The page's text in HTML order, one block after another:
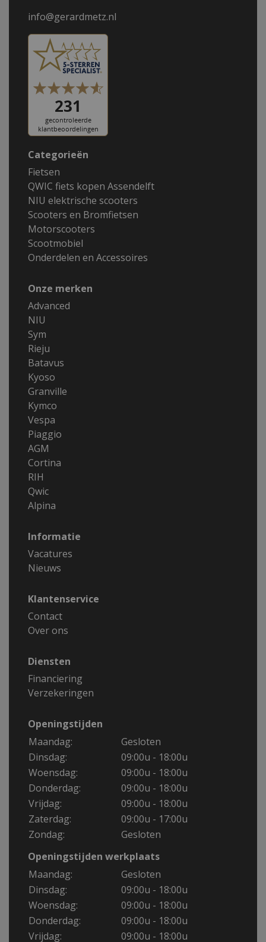
info@gerardmetz.nl
Categorieën
Fietsen
QWIC fiets kopen Assendelft
NIU elektrische scooters
Scooters en Bromfietsen
Motorscooters
Scootmobiel
Onderdelen en Accessoires
Onze merken
Advanced
NIU
Sym
Rieju
Batavus
Kyoso
Granville
Kymco
Vespa
Piaggio
AGM
Cortina
RIH
Qwic
Alpina
Informatie
Vacatures
Nieuws
Klantenservice
Contact
Over ons
Diensten
Financiering
Verzekeringen
Openingstijden
Maandag:
Gesloten
Dinsdag:
09:00u - 18:00u
Woensdag:
09:00u - 18:00u
Donderdag:
09:00u - 18:00u
Vrijdag:
09:00u - 18:00u
Zaterdag:
09:00u - 17:00u
Zondag:
Gesloten
Openingstijden werkplaats
Maandag:
Gesloten
Dinsdag:
09:00u - 18:00u
Woensdag:
09:00u - 18:00u
Donderdag:
09:00u - 18:00u
Vrijdag:
09:00u - 18:00u